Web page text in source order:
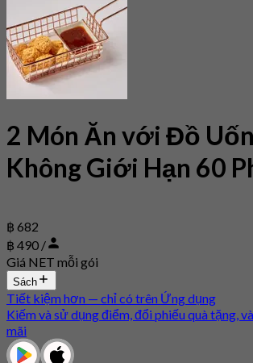
2 Món Ăn với Đồ
Không Giới Hạn 60
฿ 682
฿ 490 /
Giá NET mỗi gói
Sách
Tiết kiệm hơn — chỉ có trên Ứng dụng
Kiếm và sử dụng điểm, đổi phiếu quà tặng,
mãi